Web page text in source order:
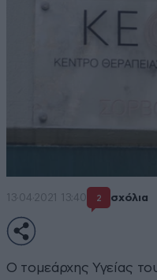
13·04·2021 13:40 2 σχόλια
Ο τομεάρχης Υγείας